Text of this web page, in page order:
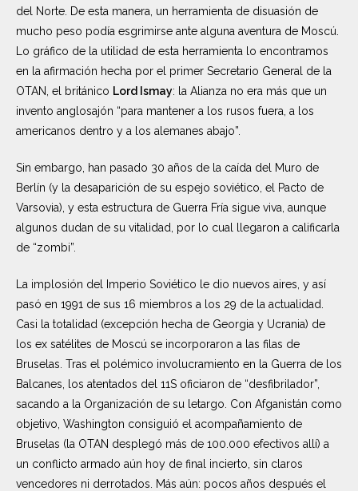
del Norte. De esta manera, un herramienta de disuasión de
mucho peso podía esgrimirse ante alguna aventura de Moscú.
Lo gráfico de la utilidad de esta herramienta lo encontramos
en la afirmación hecha por el primer Secretario General de la
OTAN, el británico Lord Ismay: la Alianza no era más que un
invento anglosajón “para mantener a los rusos fuera, a los
americanos dentro y a los alemanes abajo”.
Sin embargo, han pasado 30 años de la caída del Muro de
Berlín (y la desaparición de su espejo soviético, el Pacto de
Varsovia), y esta estructura de Guerra Fría sigue viva, aunque
algunos dudan de su vitalidad, por lo cual llegaron a calificarla
de “zombi”.
La implosión del Imperio Soviético le dio nuevos aires, y así
pasó en 1991 de sus 16 miembros a los 29 de la actualidad.
Casi la totalidad (excepción hecha de Georgia y Ucrania) de
los ex satélites de Moscú se incorporaron a las filas de
Bruselas. Tras el polémico involucramiento en la Guerra de los
Balcanes, los atentados del 11S oficiaron de “desfibrilador”,
sacando a la Organización de su letargo. Con Afganistán como
objetivo, Washington consiguió el acompañamiento de
Bruselas (la OTAN desplegó más de 100.000 efectivos allí) a
un conflicto armado aún hoy de final incierto, sin claros
vencedores ni derrotados. Más aún: pocos años después el